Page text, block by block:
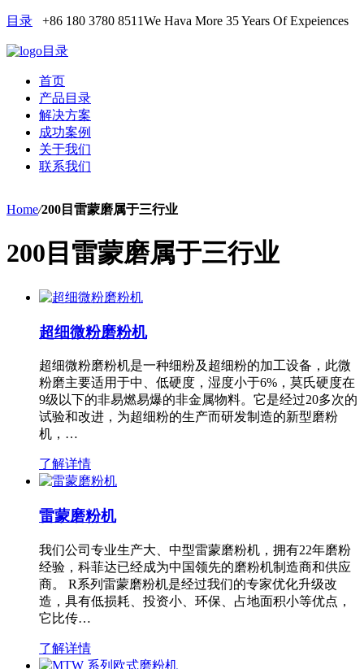
目录 +86 180 3780 8511We Hava More 35 Years Of Expeiences
目录
首页
产品目录
解决方案
成功案例
关于我们
联系我们
Home/200目雷蒙磨属于三行业
200目雷蒙磨属于三行业
超细微粉磨粉机
超细微粉磨粉机是一种细粉及超细粉的加工设备，此微
粉磨主要适用于中、低硬度，湿度小于6%，莫氏硬度在
9级以下的非易燃易爆的非金属物料。它是经过20多次的
试验和改进，为超细粉的生产而研发制造的新型磨粉
机，…
了解详情
雷蒙磨粉机
我们公司专业生产大、中型雷蒙磨粉机，拥有22年磨粉
经验，科菲达已经成为中国领先的磨粉机制造商和供应
商。 R系列雷蒙磨粉机是经过我们的专家优化升级改
造，具有低损耗、投资小、环保、占地面积小等优点，
它比传…
了解详情